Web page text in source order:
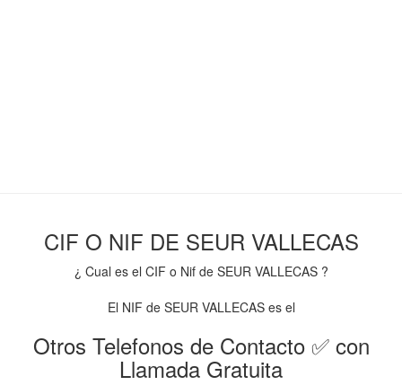
CIF O NIF DE SEUR VALLECAS
¿ Cual es el CIF o Nif de SEUR VALLECAS ?
El NIF de SEUR VALLECAS es el
Otros Telefonos de Contacto ✅ con
Llamada Gratuita